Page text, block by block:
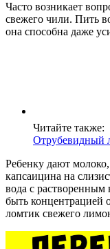
Часто возникает
свежего чили. Пить
она способна даже
Читайте также:
Отрубевидный
Ребенку дают молоко,
капсаицина на
вода с растворенным
быть концентрацией
ломтик свежего